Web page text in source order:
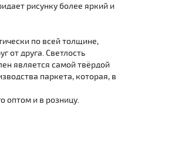
рисунку более яркий и
по всей толщине,
от друга. Светлость
является самой твёрдой
паркета, которая, в
оптом и в розницу.